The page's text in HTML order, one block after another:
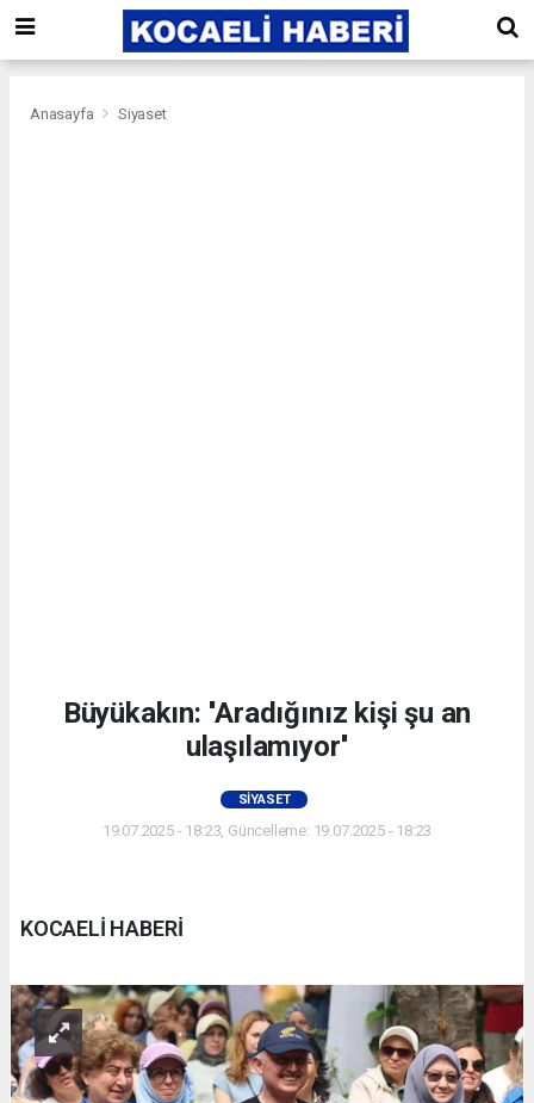
Anasayfa Siyaset
Büyükakın: ''Aradığınız kişi şu an
ulaşılamıyor''
SIYASET
19.07.2025 - 18:23, Güncelleme: 19.07.2025 - 18:23
KOCAELİ HABERİ